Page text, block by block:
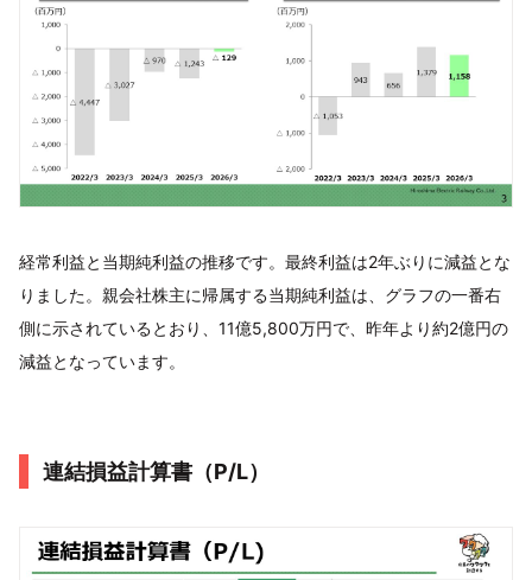
経常利益と当期純利益の推移です。最終利益は2年ぶりに減益とな
りました。親会社株主に帰属する当期純利益は、グラフの一番右
側に示されているとおり、11億5,800万円で、昨年より約2億円の
減益となっています。
連結損益計算書（P/L）